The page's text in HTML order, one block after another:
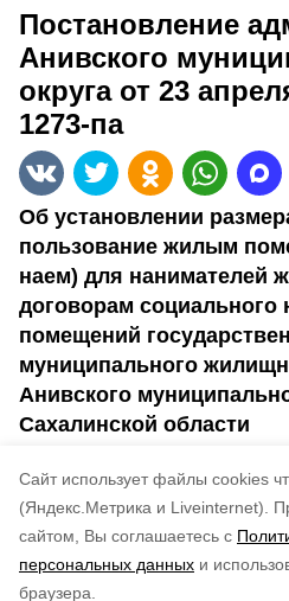
Cайт использует файлы cookies
(Яндекс.Метрика и Liveinternet).
сайтом, Вы соглашаетесь с
персональных данных и
браузера.
Постановление
Анивского
округа от 23
1273-па
Об установлении
пользование жилым
наем) для нанимателей
договорам
помещений
муниципального
Анивского
Сахалинской области
№
по оценке